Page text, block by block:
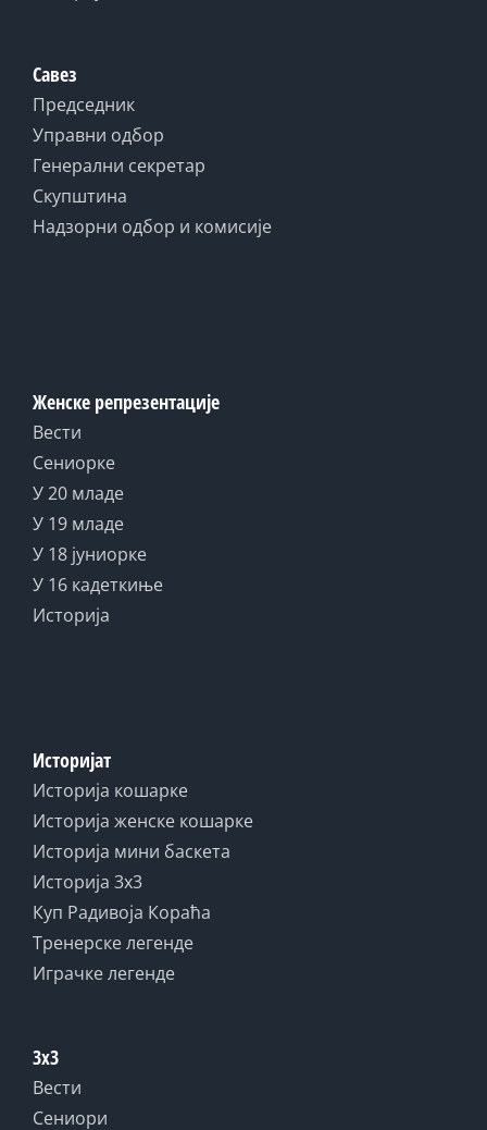
Савез
Председник
Управни одбор
Генерални секретар
Скупштина
Надзорни одбор и комисије
Женске репрезентације
Вести
Сениорке
У 20 младе
У 19 младе
У 18 јуниорке
У 16 кадеткиње
Историја
Историјат
Историја кошарке
Историја женске кошарке
Историја мини баскета
Историја 3x3
Куп Радивоја Кораћа
Тренерске легенде
Играчке легенде
3x3
Вести
Сениори